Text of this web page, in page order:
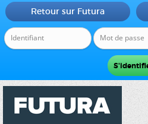
Retour sur Futura